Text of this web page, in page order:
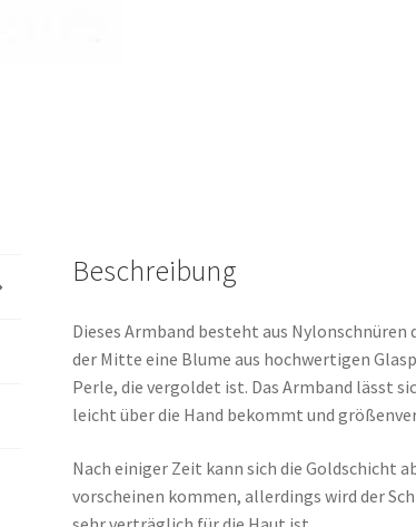
Beschreibung
Dieses Armband besteht aus
der Mitte eine Blume aus hochwertigen
Perle, die vergoldet ist. Das Armband lässt
leicht über die Hand bekommt und
Nach einiger Zeit kann sich die Goldschicht
vorscheinen kommen, allerdings wird der